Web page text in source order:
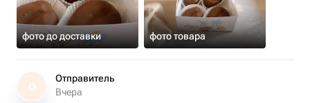
фото до доставки фото товара
О
Отправитель
Вчера